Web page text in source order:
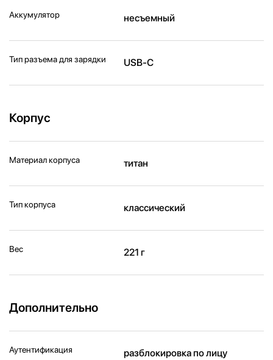
Аккумулятор несъемный
Тип разъема для зарядки USB-C
Корпус
Материал корпуса титан
Тип корпуса классический
Вес 221 г
Дополнительно
Аутентификация разблокировка по лицу